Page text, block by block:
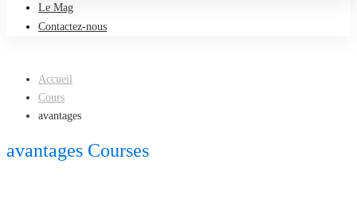
Le Mag
Contactez-nous
Accueil
Cours
avantages
avantages Courses